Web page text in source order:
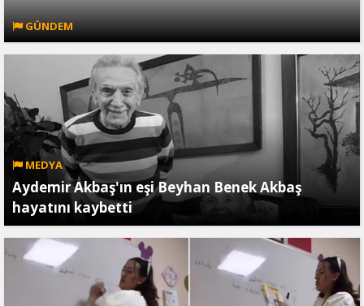
GÜNDEM
MEDYA
Aydemir Akbaş'ın eşi Beyhan Benek Akbaş
hayatını kaybetti